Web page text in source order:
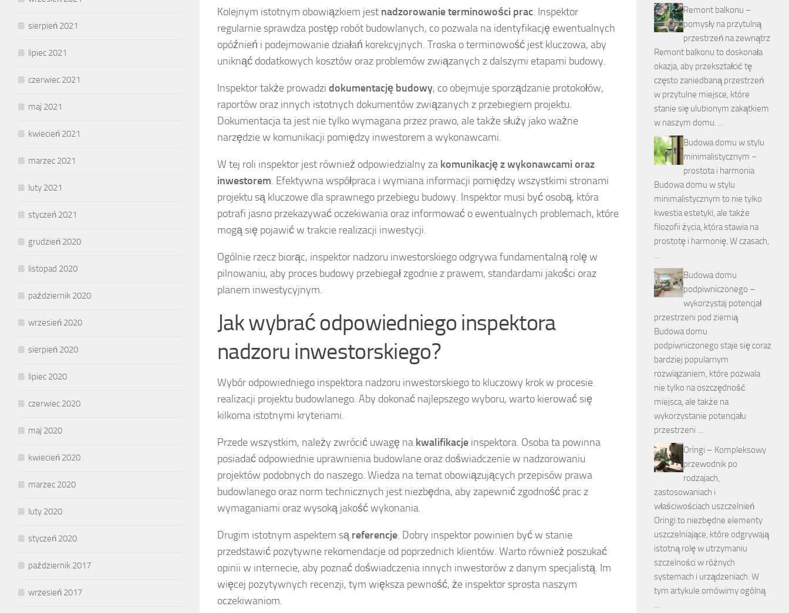
Kolejnym istotnym obowiązkiem jest nadzorowanie terminowości prac. Inspektor
regularnie sprawdza postęp robót budowlanych, co pozwala na identyfikację ewentualnych
opóźnień i podejmowanie działań korekcyjnych. Troska o terminowość jest kluczowa, aby
uniknąć dodatkowych kosztów oraz problemów związanych z dalszymi etapami budowy.
Inspektor także prowadzi dokumentację budowy, co obejmuje sporządzanie protokołów,
raportów oraz innych istotnych dokumentów związanych z przebiegiem projektu.
Dokumentacja ta jest nie tylko wymagana przez prawo, ale także służy jako ważne
narzędzie w komunikacji pomiędzy inwestorem a wykonawcami.
W tej roli inspektor jest również odpowiedzialny za komunikację z wykonawcami oraz
inwestorem. Efektywna współpraca i wymiana informacji pomiędzy wszystkimi stronami
projektu są kluczowe dla sprawnego przebiegu budowy. Inspektor musi być osobą, która
potrafi jasno przekazywać oczekiwania oraz informować o ewentualnych problemach, które
mogą się pojawić w trakcie realizacji inwestycji.
Ogólnie rzecz biorąc, inspektor nadzoru inwestorskiego odgrywa fundamentalną rolę w
pilnowaniu, aby proces budowy przebiegał zgodnie z prawem, standardami jakości oraz
planem inwestycyjnym.
Jak wybrać odpowiedniego inspektora
nadzoru inwestorskiego?
Wybór odpowiedniego inspektora nadzoru inwestorskiego to kluczowy krok w procesie
realizacji projektu budowlanego. Aby dokonać najlepszego wyboru, warto kierować się
kilkoma istotnymi kryteriami.
Przede wszystkim, należy zwrócić uwagę na kwalifikacje inspektora. Osoba ta powinna
posiadać odpowiednie uprawnienia budowlane oraz doświadczenie w nadzorowaniu
projektów podobnych do naszego. Wiedza na temat obowiązujących przepisów prawa
budowlanego oraz norm technicznych jest niezbędna, aby zapewnić zgodność prac z
wymaganiami oraz wysoką jakość wykonania.
Drugim istotnym aspektem są referencje. Dobry inspektor powinien być w stanie
przedstawić pozytywne rekomendacje od poprzednich klientów. Warto również poszukać
opinii w internecie, aby poznać doświadczenia innych inwestorów z danym specjalistą. Im
więcej pozytywnych recenzji, tym większa pewność, że inspektor sprosta naszym
oczekiwaniom.
sierpień 2021
lipiec 2021
czerwiec 2021
maj 2021
kwiecień 2021
marzec 2021
luty 2021
styczeń 2021
grudzień 2020
listopad 2020
październik 2020
wrzesień 2020
sierpień 2020
lipiec 2020
czerwiec 2020
maj 2020
kwiecień 2020
marzec 2020
luty 2020
styczeń 2020
październik 2017
wrzesień 2017
Remont balkonu –
pomysły na przytulną
przestrzeń na zewnątrz
Remont balkonu to doskonała
okazja, aby przekształcić tę
często zaniedbaną przestrzeń
w przytulne miejsce, które
stanie się ulubionym zakątkiem
w naszym domu. …
Budowa domu w stylu
minimalistycznym –
prostota i harmonia
Budowa domu w stylu
minimalistycznym to nie tylko
kwestia estetyki, ale także
filozofii życia, która stawia na
prostotę i harmonię. W czasach,
…
Budowa domu
podpiwniczonego –
wykorzystaj potencjał
przestrzeni pod ziemią
Budowa domu
podpiwniczonego staje się coraz
bardziej popularnym
rozwiązaniem, które pozwala
nie tylko na oszczędność
miejsca, ale także na
wykorzystanie potencjału
przestrzeni …
Oringi – Kompleksowy
przewodnik po
rodzajach,
zastosowaniach i
właściwościach uszczelnień
Oringi to niezbędne elementy
uszczelniające, które odgrywają
istotną rolę w utrzymaniu
szczelności w różnych
systemach i urządzeniach. W
tym artykule omówimy ogólną
…